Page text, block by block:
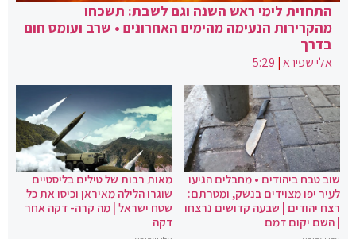
התחזית לימי ראש השנה וגם לשבת: תשכחו
מהקרירות הנעימה מהימים האחרונים • שרב ועומס חום
בדרך
אלי שפירא|
5:29
שוב טבח ביהודים • מחבלים הגיעו
לעיר יפו מצוידים בנשק, ומטרתם:
רצח יהודים | שבעה קדושים נרצחו
| השם יקום דמם
מאות רבות של טילים בליסטיים
שוגרו הלילה מאיראן וכיסו את כל
שטח ישראל | מה קרה- דקה אחר
דקה